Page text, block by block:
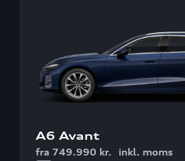
A6 Avant
fra 749.990 kr. inkl. moms